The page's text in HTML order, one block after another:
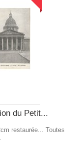
du Petit...
restaurée... Toutes